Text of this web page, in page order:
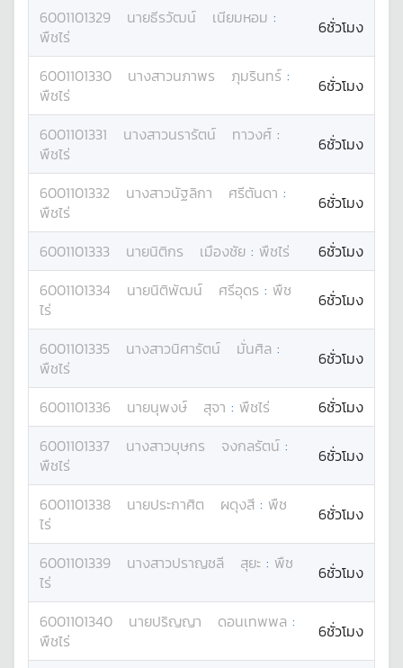
6001101329 นายธีรวัฒน์ เนียมหอม :
พืชไร่
6ชั่วโมง
6001101330 นางสาวนภาพร ภุมรินทร์ :
พืชไร่
6ชั่วโมง
6001101331 นางสาวนรารัตน์ ทาวงศ์ :
พืชไร่
6ชั่วโมง
6001101332 นางสาวนัฐลิกา ศรีตันดา :
พืชไร่
6ชั่วโมง
6001101333 นายนิติกร เมืองชัย : พืชไร่
6ชั่วโมง
6001101334
นายนิติพัฒน์ ศรีอุดร : พืช
ไร่
6ชั่วโมง
6001101335 นางสาวนิศารัตน์ มั่นศิล :
พืชไร่
6ชั่วโมง
6001101336 นายนุพงษ์ สุจา : พืชไร่
6ชั่วโมง
6001101337
นางสาวบุษกร จงกลรัตน์ :
พืชไร่
6ชั่วโมง
6001101338 นายประกาศิต ผดุงสี : พืช
ไร่
6ชั่วโมง
6001101339 นางสาวปราญชลี สุยะ : พืช
ไร่
6ชั่วโมง
6001101340 นายปริญญา ดอนเทพพล :
พืชไร่
6ชั่วโมง